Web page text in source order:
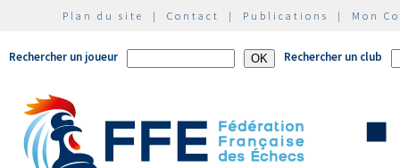
Plan du site | Contact | Publications | Mon
Rechercher un joueur Rechercher un club